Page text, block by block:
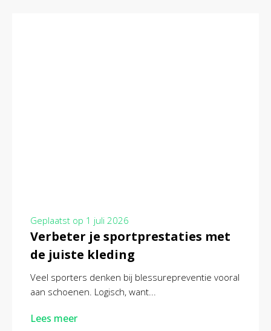
Geplaatst op 1 juli 2026
Verbeter je sportprestaties met
de juiste kleding
Veel sporters denken bij blessurepreventie vooral
aan schoenen. Logisch, want...
Lees meer